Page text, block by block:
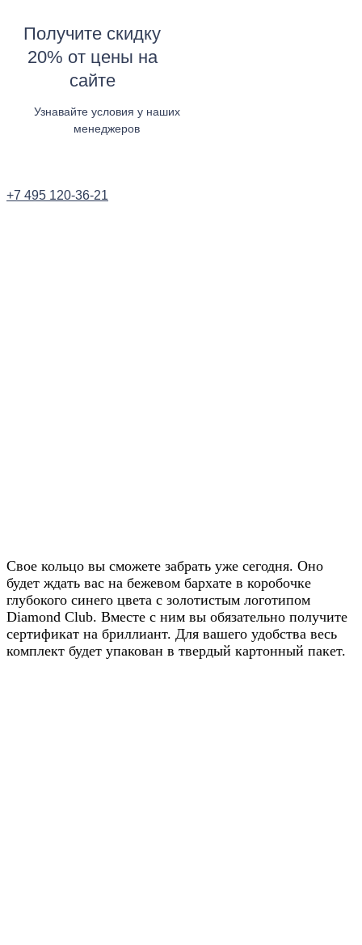
Получите скидку
20% от цены на
сайте
Узнавайте условия у наших
менеджеров
+7 495 120-36-21
Свое кольцо вы сможете забрать уже сегодня. Оно
будет ждать вас на бежевом бархате в коробочке
глубокого синего цвета с золотистым логотипом
Diamond Club. Вместе с ним вы обязательно получите
сертификат на бриллиант. Для вашего удобства весь
комплект будет упакован в твердый картонный пакет.